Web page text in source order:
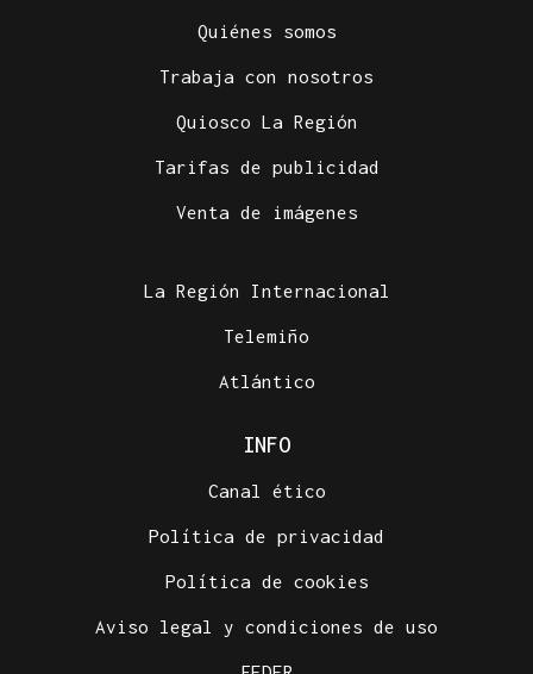
Quiénes somos
Trabaja con nosotros
Quiosco La Región
Tarifas de publicidad
Venta de imágenes
La Región Internacional
Telemiño
Atlántico
INFO
Canal ético
Política de privacidad
Política de cookies
Aviso legal y condiciones de uso